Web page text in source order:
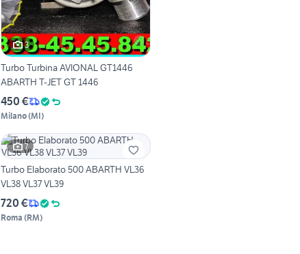
3
Turbo Turbina AVIONAL GT1446
ABARTH T-JET GT 1446
450 €
Milano(MI)
7
Turbo Elaborato 500 ABARTH VL36
VL38 VL37 VL39
720 €
Roma (RM)